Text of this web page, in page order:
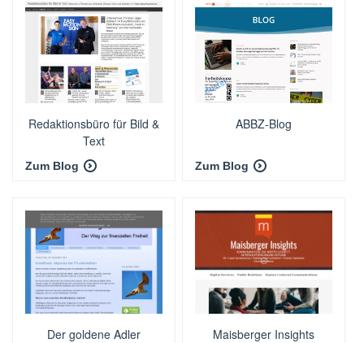
Redaktionsbüro für Bild &
Text
Zum Blog
ABBZ-Blog
Zum Blog
Der goldene Adler Maisberger Insights